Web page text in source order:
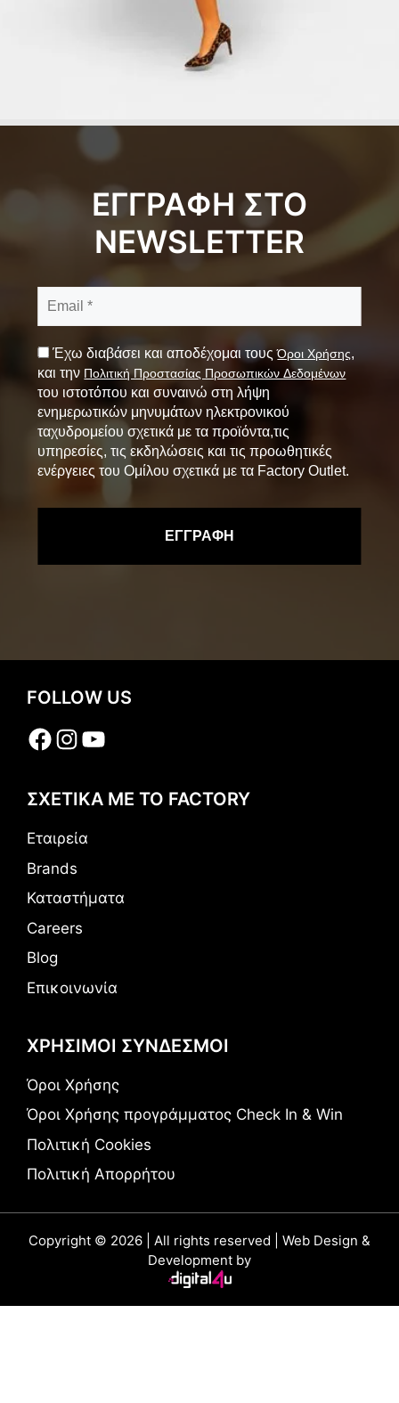
ΕΓΓΡΑΦΗ ΣΤΟ
NEWSLETTER
Έχω διαβάσει και αποδέχομαι τουςΌροι Χρήσης,
και την Πολιτική Προστασίας Προσωπικών Δεδομένων
του ιστοτόπου και συναινώ στη λήψη
ενημερωτικών μηνυμάτων ηλεκτρονικού
ταχυδρομείου σχετικά με τα προϊόντα,τις
υπηρεσίες, τις εκδηλώσεις και τις προωθητικές
ενέργειες του Ομίλου σχετικά με τα Factory Outlet.
FOLLOW US
Facebook
Instagram
YouTube
ΣΧΕΤΙΚΑ ΜΕ ΤΟ FACTORY
Εταιρεία
Brands
Καταστήματα
Careers
Blog
Επικοινωνία
ΧΡΗΣΙΜΟΙ ΣΥΝΔΕΣΜΟΙ
Όροι Χρήσης
Όροι Χρήσης προγράμματος Check In & Win
Πολιτική Cookies
Πολιτική Απορρήτου
Copyright © 2026 | All rights reserved | Web Design &
Development by